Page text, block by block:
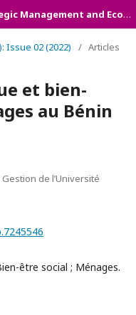
International Journal of Strategic Management and Economic Studies (IJSMES)
Issue 02 (2022) / Articles
et bien-
au Bénin
de l’Université
être social ; Ménages.